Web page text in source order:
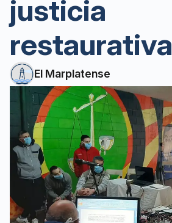
justicia
restaurativa
El Marplatense